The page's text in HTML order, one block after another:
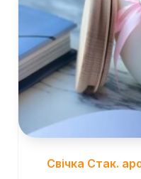
Свічка Стак.